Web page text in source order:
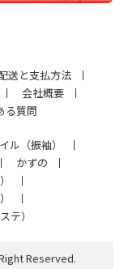
送と支払方法
会社概要
る質問
ル（振袖）
かずの
テ）
Reserved.